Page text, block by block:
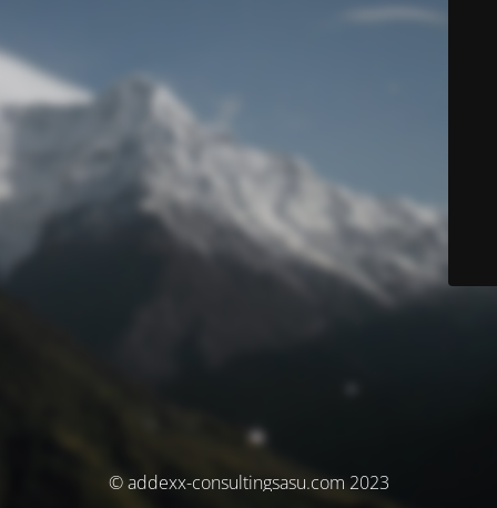
© addexx-consultingsasu.com 2023